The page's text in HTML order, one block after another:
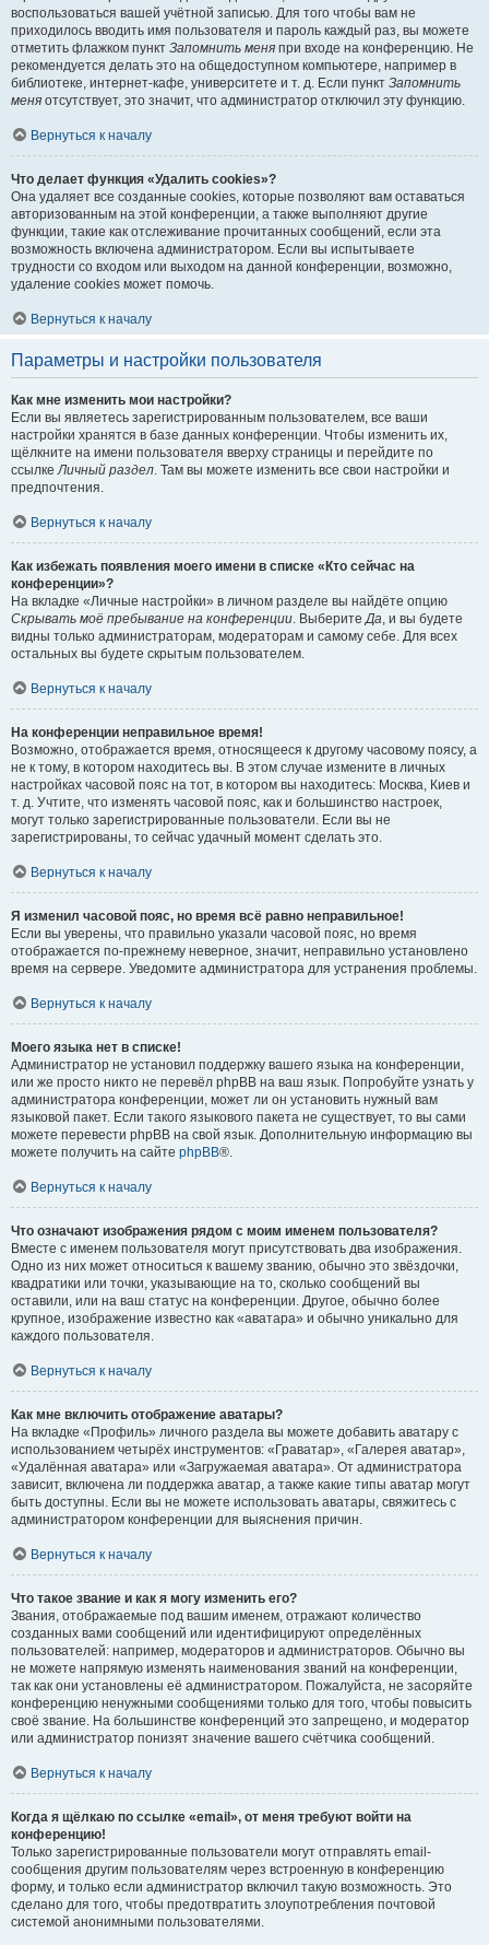
воспользоваться вашей учётной записью. Для того чтобы вам не
приходилось вводить имя пользователя и пароль каждый раз, вы можете
отметить флажком пункт Запомнить меня при входе на конференцию. Не
рекомендуется делать это на общедоступном компьютере, например в
библиотеке, интернет-кафе, университете и т. д. Если пункт Запомнить
меня отсутствует, это значит, что администратор отключил эту функцию.
Вернуться к началу
Что делает функция «Удалить cookies»?
Она удаляет все созданные cookies, которые позволяют вам оставаться
авторизованным на этой конференции, а также выполняют другие
функции, такие как отслеживание прочитанных сообщений, если эта
возможность включена администратором. Если вы испытываете
трудности со входом или выходом на данной конференции, возможно,
удаление cookies может помочь.
Вернуться к началу
Параметры и настройки пользователя
Как мне изменить мои настройки?
Если вы являетесь зарегистрированным пользователем, все ваши
настройки хранятся в базе данных конференции. Чтобы изменить их,
щёлкните на имени пользователя вверху страницы и перейдите по
ссылкеЛичный раздел. Там вы можете изменить все свои настройки и
предпочтения.
Вернуться к началу
Как избежать появления моего имени в списке «Кто сейчас на
конференции»?
На вкладке «Личные настройки» в личном разделе вы найдёте опцию
Скрывать моё пребывание на конференции. ВыберитеДа, и вы будете
видны только администраторам, модераторам и самому себе. Для всех
остальных вы будете скрытым пользователем.
Вернуться к началу
На конференции неправильное время!
Возможно, отображается время, относящееся к другому часовому поясу, а
не к тому, в котором находитесь вы. В этом случае измените в личных
настройках часовой пояс на тот, в котором вы находитесь: Москва, Киев и
т. д. Учтите, что изменять часовой пояс, как и большинство настроек,
могут только зарегистрированные пользователи. Если вы не
зарегистрированы, то сейчас удачный момент сделать это.
Вернуться к началу
Я изменил часовой пояс, но время всё равно неправильное!
Если вы уверены, что правильно указали часовой пояс, но время
отображается по-прежнему неверное, значит, неправильно установлено
время на сервере. Уведомите администратора для устранения проблемы.
Вернуться к началу
Моего языка нет в списке!
Администратор не установил поддержку вашего языка на конференции,
или же просто никто не перевёл phpBB на ваш язык. Попробуйте узнать у
администратора конференции, может ли он установить нужный вам
языковой пакет. Если такого языкового пакета не существует, то вы сами
можете перевести phpBB на свой язык. Дополнительную информацию вы
можете получить на сайте phpBB®.
Вернуться к началу
Что означают изображения рядом с моим именем пользователя?
Вместе с именем пользователя могут присутствовать два изображения.
Одно из них может относиться к вашему званию, обычно это звёздочки,
квадратики или точки, указывающие на то, сколько сообщений вы
оставили, или на ваш статус на конференции. Другое, обычно более
крупное, изображение известно как «аватара» и обычно уникально для
каждого пользователя.
Вернуться к началу
Как мне включить отображение аватары?
На вкладке «Профиль» личного раздела вы можете добавить аватару с
использованием четырёх инструментов: «Граватар», «Галерея аватар»,
«Удалённая аватара» или «Загружаемая аватара». От администратора
зависит, включена ли поддержка аватар, а также какие типы аватар могут
быть доступны. Если вы не можете использовать аватары, свяжитесь с
администратором конференции для выяснения причин.
Вернуться к началу
Что такое звание и как я могу изменить его?
Звания, отображаемые под вашим именем, отражают количество
созданных вами сообщений или идентифицируют определённых
пользователей: например, модераторов и администраторов. Обычно вы
не можете напрямую изменять наименования званий на конференции,
так как они установлены её администратором. Пожалуйста, не засоряйте
конференцию ненужными сообщениями только для того, чтобы повысить
своё звание. На большинстве конференций это запрещено, и модератор
или администратор понизят значение вашего счётчика сообщений.
Вернуться к началу
Когда я щёлкаю по ссылке «email», от меня требуют войти на
конференцию!
Только зарегистрированные пользователи могут отправлять email-
сообщения другим пользователям через встроенную в конференцию
форму, и только если администратор включил такую возможность. Это
сделано для того, чтобы предотвратить злоупотребления почтовой
системой анонимными пользователями.